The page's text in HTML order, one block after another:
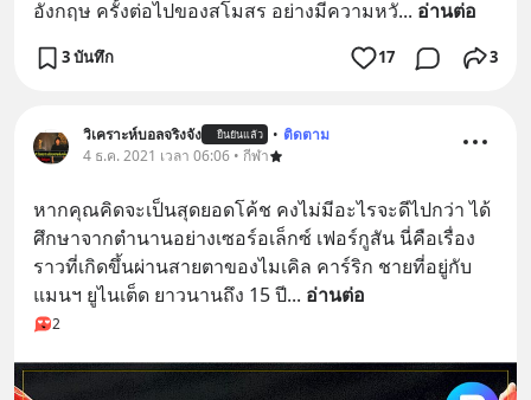
อังกฤษ ครั้งต่อไปของสโมสร อย่างมีความหวั... อ่านต่อ
3 บันทึก 17 3
วิเคราะห์บอลจริงจัง ยืนยันแล้ว • ติดตาม
4 ธ.ค. 2021 เวลา 06:06 • กีฬา
หากคุณคิดจะเป็นสุดยอดโค้ช คงไม่มีอะไรจะดีไปกว่า ได้
ศึกษาจากตำนานอย่างเซอร์อเล็กซ์ เฟอร์กูสัน นี่คือเรื่อง
ราวที่เกิดขึ้นผ่านสายตาของไมเคิล คาร์ริก ชายที่อยู่กับ
แมนฯ ยูไนเต็ด ยาวนานถึง 15 ปี... อ่านต่อ
2